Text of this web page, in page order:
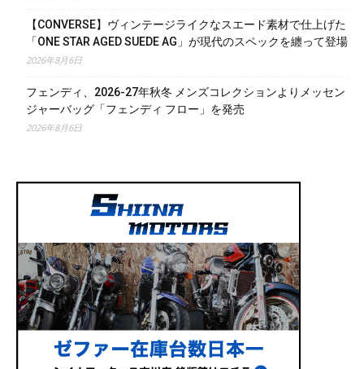
【CONVERSE】ヴィンテージライクなスエード素材で仕上げた
「ONE STAR AGED SUEDE AG」が現代のスペックを纏って登場
2026年8月6日
フェンディ、2026-27年秋冬 メンズコレクションよりメッセン
ジャーバッグ「フェンディ フロー」を発売
2026年8月6日